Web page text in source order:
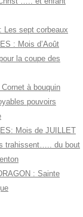
Les sept corbeaux
: Mois d’Août
la coupe des
Cornet à bouquin
pouvoirs
Mois de JUILLET
trahissent….. du bout
: Sainte